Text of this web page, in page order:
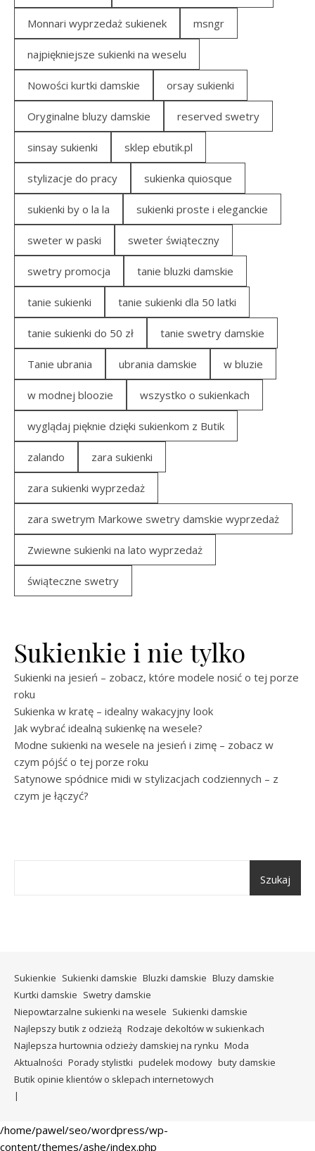
Monnari wyprzedaż sukienek msngr
najpiękniejsze sukienki na weselu
Nowości kurtki damskie orsay sukienki
Oryginalne bluzy damskie reserved swetry
sinsay sukienki sklep ebutik.pl
stylizacje do pracy sukienka quiosque
sukienki by o la la sukienki proste i eleganckie
sweter w paski sweter świąteczny
swetry promocja tanie bluzki damskie
tanie sukienki tanie sukienki dla 50 latki
tanie sukienki do 50 zł tanie swetry damskie
Tanie ubrania ubrania damskie w bluzie
w modnej bloozie wszystko o sukienkach
wyglądaj pięknie dzięki sukienkom z Butik
zalando zara sukienki
zara sukienki wyprzedaż
zara swetrym Markowe swetry damskie wyprzedaż
Zwiewne sukienki na lato wyprzedaż
świąteczne swetry
Sukienkie i nie tylko
Sukienki na jesień – zobacz, które modele nosić o tej porze
roku
Sukienka w kratę – idealny wakacyjny look
Jak wybrać idealną sukienkę na wesele?
Modne sukienki na wesele na jesień i zimę – zobacz w
czym pójść o tej porze roku
Satynowe spódnice midi w stylizacjach codziennych – z
czym je łączyć?
Szukaj
Sukienkie Sukienki damskie Bluzki damskie Bluzy damskie
Kurtki damskie Swetry damskie
Niepowtarzalne sukienki na wesele Sukienki damskie
Najlepszy butik z odzieżą Rodzaje dekoltów w sukienkach
Najlepsza hurtownia odzieży damskiej na rynku Moda
Aktualności Porady stylistki pudelek modowy buty damskie
Butik opinie klientów o sklepach internetowych
/home/pawel/seo/wordpress/wp-
content/themes/ashe/index.php